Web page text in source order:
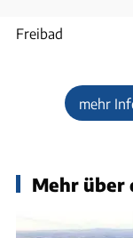
Freibad
mehr
Mehr über